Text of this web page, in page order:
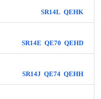
SR14L QEHK
SR14E QE70 QEHD
SR14J QE74 QEHH